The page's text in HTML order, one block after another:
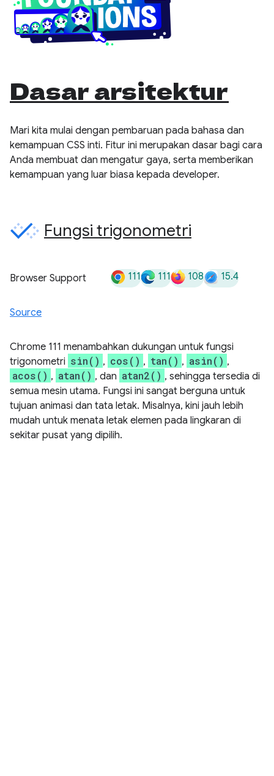
Dasar arsitektur
Mari kita mulai dengan pembaruan pada bahasa dan
kemampuan CSS inti. Fitur ini merupakan dasar bagi cara
Anda membuat dan mengatur gaya, serta memberikan
kemampuan yang luar biasa kepada developer.
Fungsi trigonometri
Browser Support 111 111 108 15.4
Source
Chrome 111 menambahkan dukungan untuk fungsi
trigonometri sin() , cos() , tan() , asin() ,
acos() , atan() , dan atan2() , sehingga tersedia di
semua mesin utama. Fungsi ini sangat berguna untuk
tujuan animasi dan tata letak. Misalnya, kini jauh lebih
mudah untuk menata letak elemen pada lingkaran di
sekitar pusat yang dipilih.